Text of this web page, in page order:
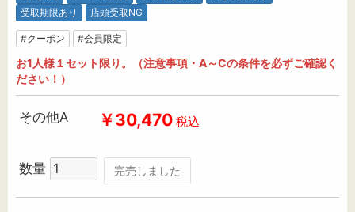
受取期限あり
店頭受取NG
#クーポン #会員限定
お1人様１セット限り。（注意事項・A～Cの条件を必ずご確認く
ださい！）
その他A ￥30,470 税込
数量 完売しました